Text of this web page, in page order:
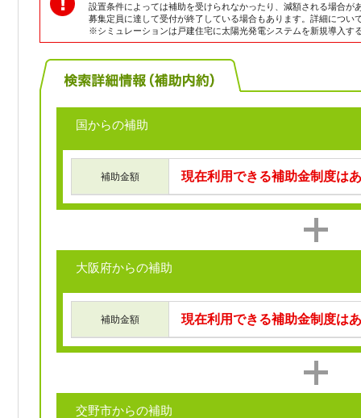
設置条件によっては補助を受けられなかったり、減額される場合が
募集定員に達して受付が終了している場合もあります。詳細につい
※シミュレーションは戸建住宅に太陽光発電システムを新規導入す
国からの補助
補助金額 現在利用できる補助金制度は
大阪府からの補助
補助金額 現在利用できる補助金制度は
交野市からの補助